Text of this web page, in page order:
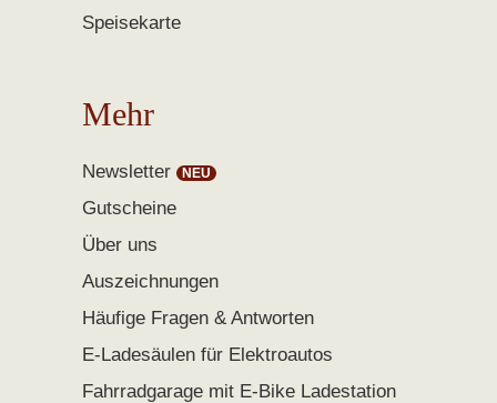
Speisekarte
Mehr
Newsletter
Gutscheine
Über uns
Auszeichnungen
Häufige Fragen & Antworten
E-Ladesäulen für Elektroautos
Fahrradgarage mit E-Bike Ladestation